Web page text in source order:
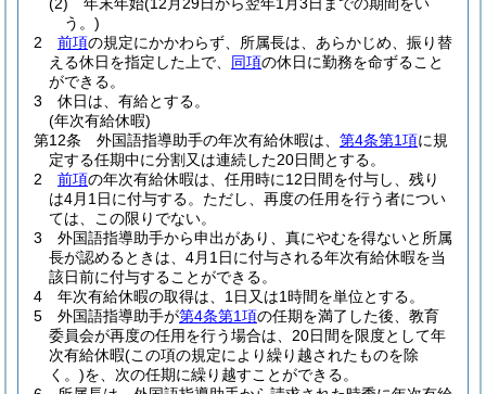
う。)
2
前項の規定にかかわらず、所属長は、あらかじめ、振り替
える休日を指定した上で、 同項の休日に勤務を命ずること
ができる。
3
休日は、有給とする。
(年次有給休暇)
第12条
外国語指導助手の年次有給休暇は、 第4条第1項に規
定する任期中に分割又は連続した20日間とする。
2
前項の年次有給休暇は、任用時に12日間を付与し、残り
は4月1日に付与する。 ただし、再度の任用を行う者につい
ては、この限りでない。
3
外国語指導助手から申出があり、真にやむを得ないと所属
長が認めるときは、4月1日に付与される年次有給休暇を当
該日前に付与することができる。
4
年次有給休暇の取得は、1日又は1時間を単位とする。
5
外国語指導助手が第4条第1項の任期を満了した後、教育
委員会が再度の任用を行う場合は、20日間を限度として年
次有給休暇(この項の規定により繰り越されたものを除
く。)を、次の任期に繰り越すことができる。